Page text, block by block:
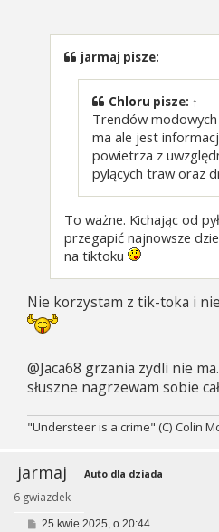
jarmaj pisze:
Chloru pisze: ↑
Trendów modowych
ma ale jest
powietrza z
pylących traw oraz
To ważne. Kichając od
przegapić najnowsze
na tiktoku
Nie korzystam z tik-toka i
@Jaca68 grzania zydli nie
słuszne nagrzewam sobie
"Understeer is a crime" (C) Colin
jarmaj
6 gwiazdek
Auto dla dziada
P25 kwie 2025, o 20:44